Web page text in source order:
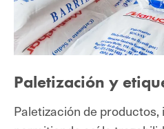
Paletización y
Paletización de